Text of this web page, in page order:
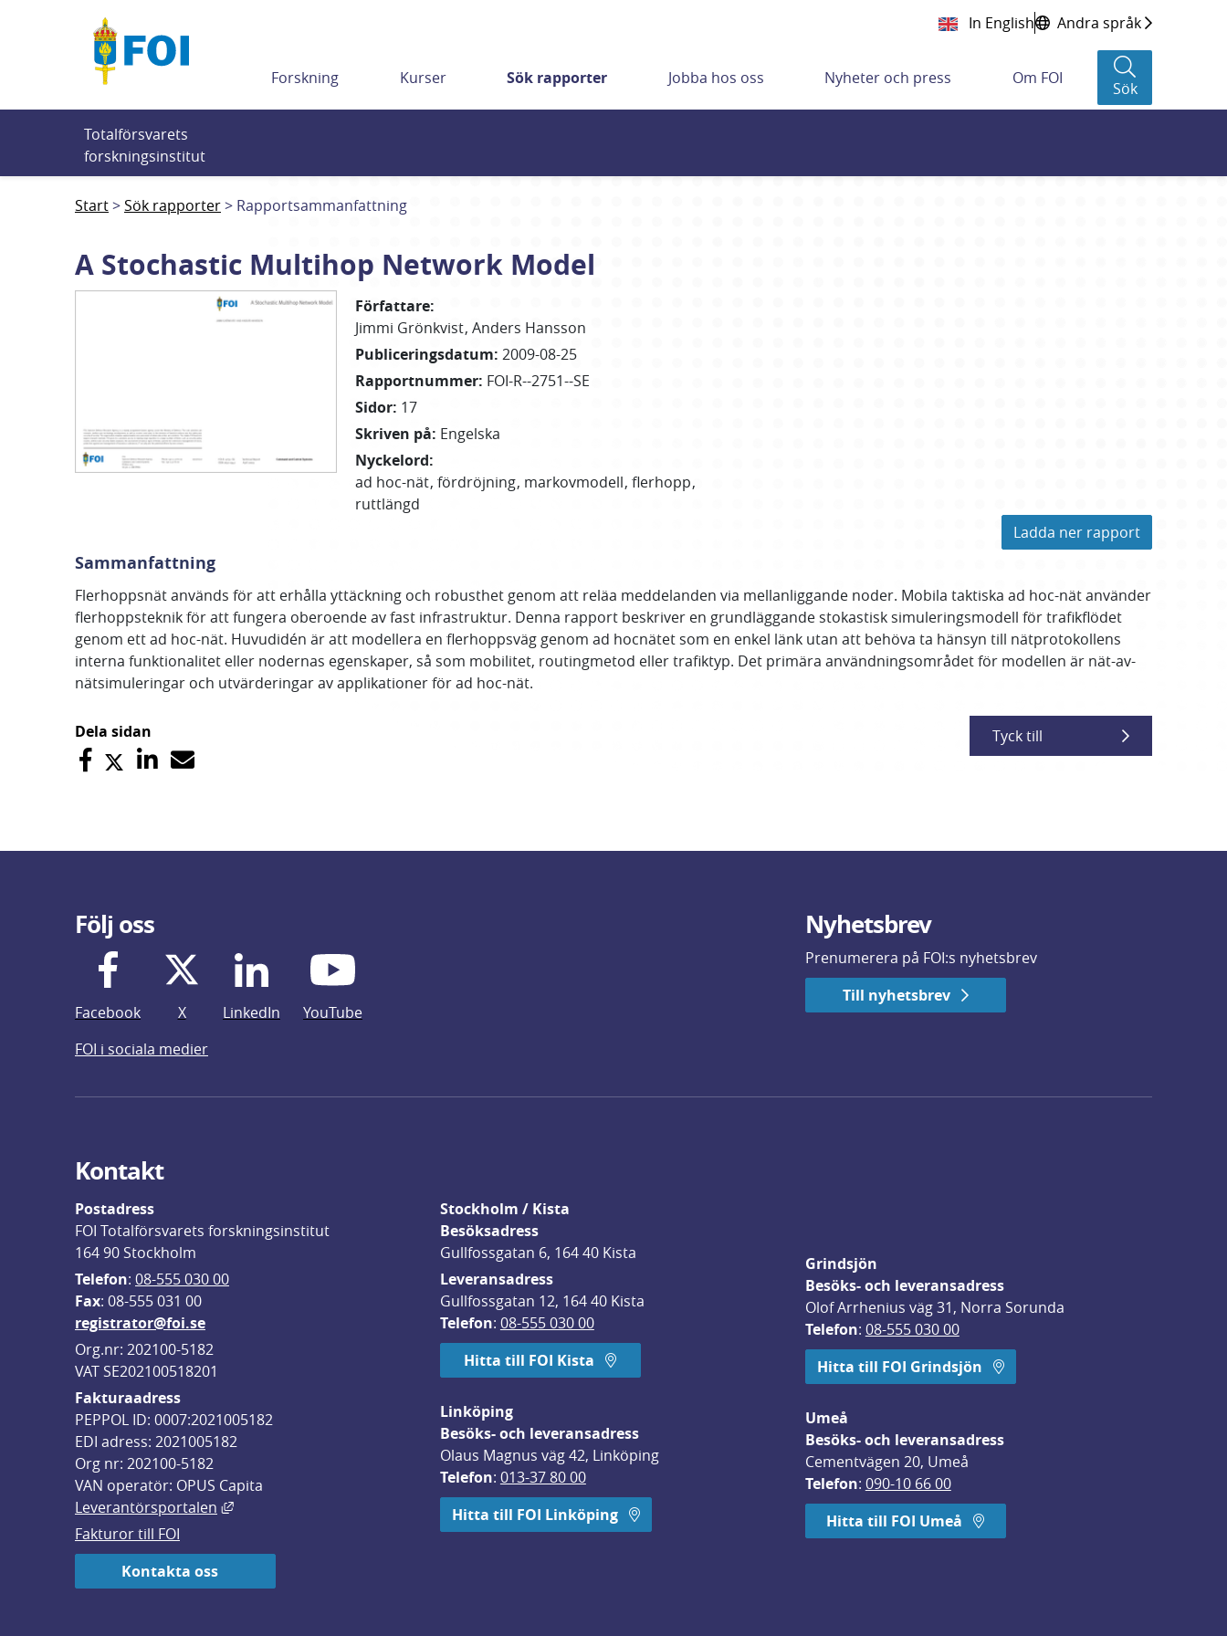
In English Andra språk
Forskning Kurser Sök rapporter Jobba hos oss Nyheter och press Om FOI
Sök
Totalförsvarets
forskningsinstitut
Start Sök rapporter Rapportsammanfattning
A Stochastic Multihop Network Model
Författare:
Jimmi Grönkvist Anders Hansson
Publiceringsdatum: 2009-08-25
Rapportnummer: FOI-R--2751--SE
Sidor: 17
Skriven på: Engelska
Nyckelord:
ad hoc-nät fördröjning markovmodell flerhopp
ruttlängd
Ladda ner rapport
Sammanfattning
Flerhoppsnät används för att erhålla yttäckning och robusthet genom att reläa meddelanden via mellanliggande noder. Mobila taktiska ad hoc-nät använder
flerhoppsteknik för att fungera oberoende av fast infrastruktur. Denna rapport beskriver en grundläggande stokastisk simuleringsmodell för trafikflödet
genom ett ad hoc-nät. Huvudidén är att modellera en flerhoppsväg genom ad hocnätet som en enkel länk utan att behöva ta hänsyn till nätprotokollens
interna funktionalitet eller nodernas egenskaper, så som mobilitet, routingmetod eller trafiktyp. Det primära användningsområdet för modellen är nät-av-
nätsimuleringar och utvärderingar av applikationer för ad hoc-nät.
Dela sidan Tyck till
Följ oss
Facebook X LinkedIn
YouTube
FOI i sociala medier
Nyhetsbrev
Prenumerera på FOI:s nyhetsbrev
Till nyhetsbrev
Kontakt
Postadress
FOI Totalförsvarets forskningsinstitut
164 90 Stockholm
Telefon: 08-555 030 00
Fax: 08-555 031 00
registrator@foi.se
Org.nr: 202100-5182
VAT SE202100518201
Fakturaadress
PEPPOL ID: 0007:2021005182
EDI adress: 2021005182
Org nr: 202100-5182
VAN operatör: OPUS Capita
Leverantörsportalen
Länk till annan webbplats, öppnas i nytt fönster.
Fakturor till FOI
Kontakta oss
Stockholm / Kista
Besöksadress
Gullfossgatan 6, 164 40 Kista
Leveransadress
Gullfossgatan 12, 164 40 Kista
Telefon: 08-555 030 00
Hitta till FOI Kista
Linköping
Besöks- och leveransadress
Olaus Magnus väg 42, Linköping
Telefon: 013-37 80 00
Hitta till FOI Linköping
Grindsjön
Besöks- och leveransadress
Olof Arrhenius väg 31, Norra Sorunda
Telefon: 08-555 030 00
Hitta till FOI Grindsjön
Umeå
Besöks- och leveransadress
Cementvägen 20, Umeå
Telefon: 090-10 66 00
Hitta till FOI Umeå